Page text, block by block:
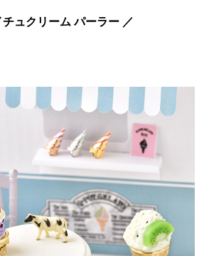
チュクリーム パーラー ／